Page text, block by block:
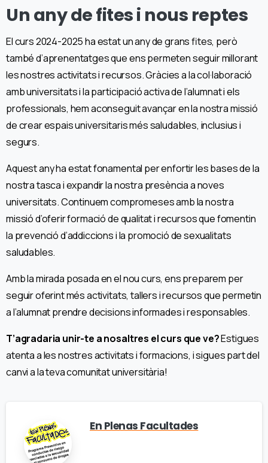
Un any de fites i nous reptes
El curs 2024-2025 ha estat un any de grans fites, però
també d’aprenentatges que ens permeten seguir millorant
les nostres activitats i recursos. Gràcies a la col·laboració
amb universitats i la participació activa de l’alumnat i els
professionals, hem aconseguit avançar en la nostra missió
de crear espais universitaris més saludables, inclusius i
segurs.
Aquest any ha estat fonamental per enfortir les bases de la
nostra tasca i expandir la nostra presència a noves
universitats. Continuem compromeses amb la nostra
missió d’oferir formació de qualitat i recursos que fomentin
la prevenció d’addiccions i la promoció de sexualitats
saludables.
Amb la mirada posada en el nou curs, ens preparem per
seguir oferint més activitats, tallers i recursos que permetin
a l’alumnat prendre decisions informades i responsables.
T’agradaria unir-te a nosaltres el curs que ve?Estigues
atenta a les nostres activitats i formacions, i sigues part del
canvi a la teva comunitat universitària!
En Plenas Facultades